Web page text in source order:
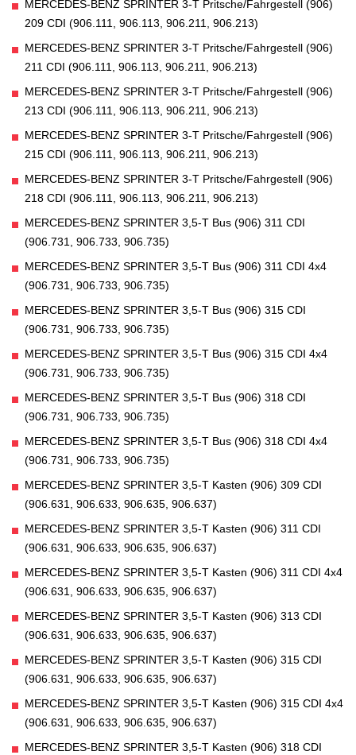
MERCEDES-BENZ SPRINTER 3-T Pritsche/Fahrgestell (906)
209 CDI (906.111, 906.113, 906.211, 906.213)
MERCEDES-BENZ SPRINTER 3-T Pritsche/Fahrgestell (906)
211 CDI (906.111, 906.113, 906.211, 906.213)
MERCEDES-BENZ SPRINTER 3-T Pritsche/Fahrgestell (906)
213 CDI (906.111, 906.113, 906.211, 906.213)
MERCEDES-BENZ SPRINTER 3-T Pritsche/Fahrgestell (906)
215 CDI (906.111, 906.113, 906.211, 906.213)
MERCEDES-BENZ SPRINTER 3-T Pritsche/Fahrgestell (906)
218 CDI (906.111, 906.113, 906.211, 906.213)
MERCEDES-BENZ SPRINTER 3,5-T Bus (906) 311 CDI
(906.731, 906.733, 906.735)
MERCEDES-BENZ SPRINTER 3,5-T Bus (906) 311 CDI 4x4
(906.731, 906.733, 906.735)
MERCEDES-BENZ SPRINTER 3,5-T Bus (906) 315 CDI
(906.731, 906.733, 906.735)
MERCEDES-BENZ SPRINTER 3,5-T Bus (906) 315 CDI 4x4
(906.731, 906.733, 906.735)
MERCEDES-BENZ SPRINTER 3,5-T Bus (906) 318 CDI
(906.731, 906.733, 906.735)
MERCEDES-BENZ SPRINTER 3,5-T Bus (906) 318 CDI 4x4
(906.731, 906.733, 906.735)
MERCEDES-BENZ SPRINTER 3,5-T Kasten (906) 309 CDI
(906.631, 906.633, 906.635, 906.637)
MERCEDES-BENZ SPRINTER 3,5-T Kasten (906) 311 CDI
(906.631, 906.633, 906.635, 906.637)
MERCEDES-BENZ SPRINTER 3,5-T Kasten (906) 311 CDI 4x4
(906.631, 906.633, 906.635, 906.637)
MERCEDES-BENZ SPRINTER 3,5-T Kasten (906) 313 CDI
(906.631, 906.633, 906.635, 906.637)
MERCEDES-BENZ SPRINTER 3,5-T Kasten (906) 315 CDI
(906.631, 906.633, 906.635, 906.637)
MERCEDES-BENZ SPRINTER 3,5-T Kasten (906) 315 CDI 4x4
(906.631, 906.633, 906.635, 906.637)
MERCEDES-BENZ SPRINTER 3,5-T Kasten (906) 318 CDI